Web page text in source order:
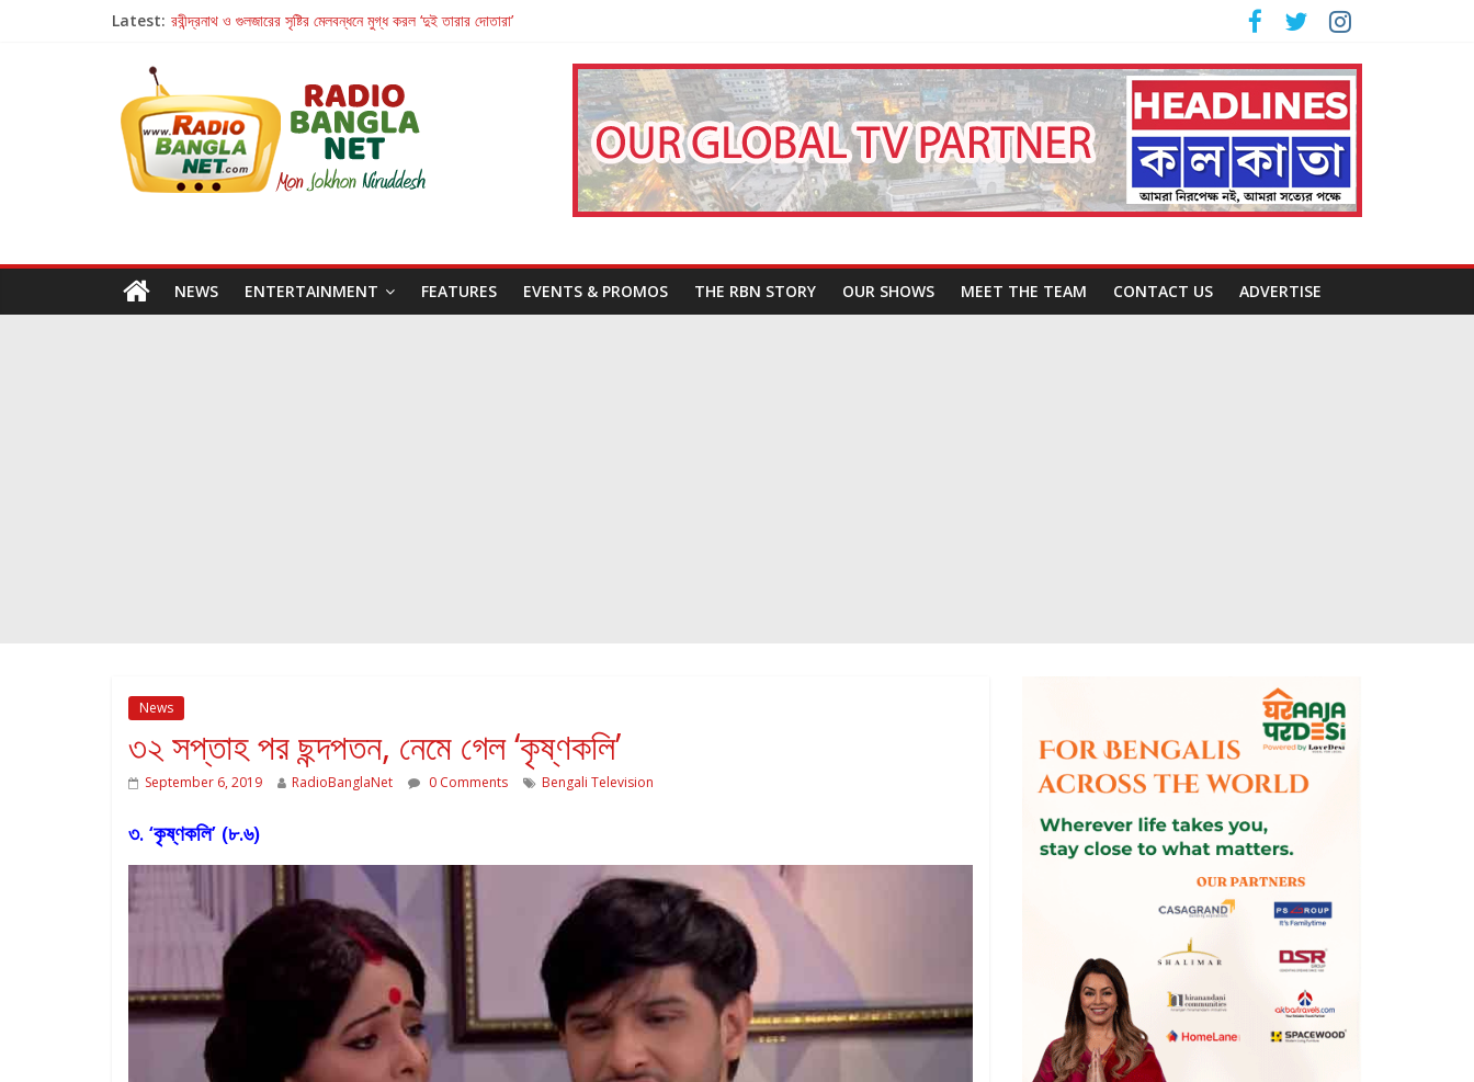
Latest: রবীন্দ্রনাথ ও গুলজারের সৃষ্টির মেলবন্ধনে মুগ্ধ করল ‘দুই তারার দোতারা’
Retribution: A Thought-Provoking Short Film That Challenges Our Understanding of Justice
হাওয়া বদলের টলিউডে ‘তুমি এলে তাই’
NEWS ENTERTAINMENT FEATURES EVENTS & PROMOS THE RBN STORY OUR SHOWS MEET THE TEAM CONTACT US ADVERTISE
News
৩২ সপ্তাহ পর ছন্দপতন, নেমে গেল ‘কৃষ্ণকলি’
September 6, 2019 RadioBanglaNet 0 Comments Bengali Television
৩. ‘কৃষ্ণকলি’ (৮.৬)